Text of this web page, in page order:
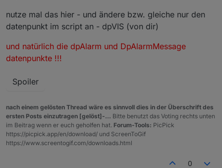
09:43:52.349	info	javascript.0
Hmm entweder mach ich noch was falsch oder
nutze mal das hier - und ändere bzw. gleiche nur den
datenpunkt im script an - dpVIS (von dir)
und natürlich die dpAlarm und DpAlarmMessage
datenpunkte !!!
Spoiler
nach einem gelösten Thread wäre es sinnvoll dies in der Überschrift des
ersten Posts einzutragen [gelöst]-... Bitte benutzt das Voting rechts unten
im Beitrag wenn er euch geholfen hat. Forum-Tools: PicPick
https://picpick.app/en/download/ und ScreenToGif
https://www.screentogif.com/downloads.html
0